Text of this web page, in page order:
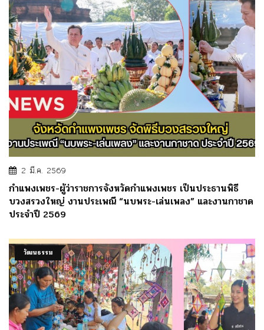
2 มี.ค. 2569
กำแพงเพชร-ผู้ว่าราชการจังหวัดกำแพงเพชร เป็นประธานพิธี
บวงสรวงใหญ่ งานประเพณี “นบพระ-เล่นเพลง” และงานกาชาด
ประจำปี 2569
วัฒนธรรม